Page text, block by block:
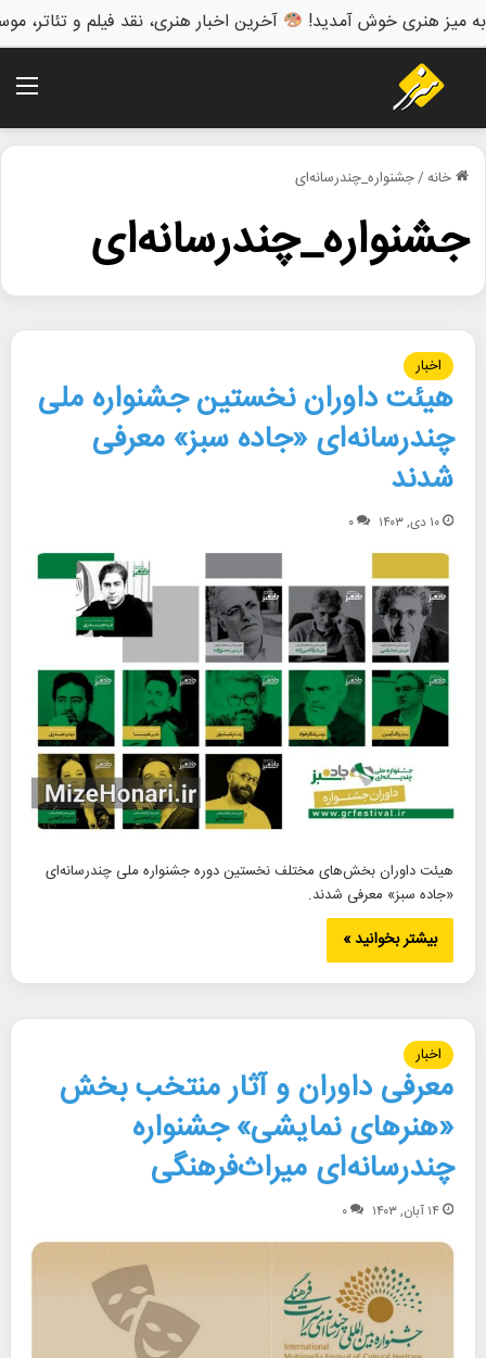
به میز هنری خوش آمدید! آخرین اخبار هنری، نقد فیلم و تئاتر،
خانه/جشنواره_چندرسانه‌ای
جشنواره_چندرسانه‌ای
اخبار
هیئت داوران نخستین جشنواره ملی
چندرسانه‌ای «جاده سبز» معرفی
شدند
۱۰ دی, ۱۴۰۳ ۰
هیئت داوران بخش‌های مختلف نخستین دوره جشنواره ملی چندرسانه‌ای
«جاده سبز» معرفی شدند.
بیشتر بخوانید »
اخبار
معرفی داوران و آثار منتخب بخش
«هنرهای نمایشی» جشنواره
چندرسانه‌ای میراث‌فرهنگی
۱۴ آبان, ۱۴۰۳ ۰